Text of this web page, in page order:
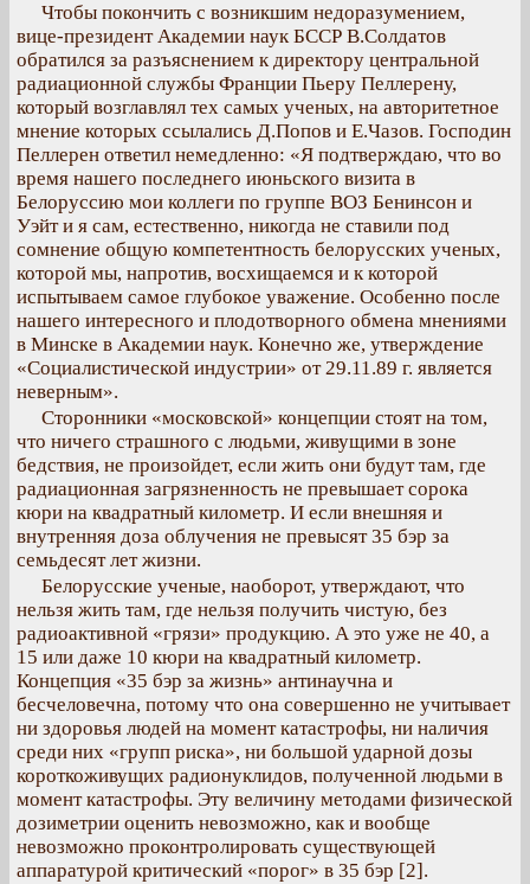
Чтобы покончить с возникшим недоразумением,
вице-президент Академии наук БССР В.Солдатов
обратился за разъяснением к директору центральной
радиационной службы Франции Пьеру Пеллерену,
который возглавлял тех самых ученых, на авторитетное
мнение которых ссылались Д.Попов и Е.Чазов. Господин
Пеллерен ответил немедленно: «Я подтверждаю, что во
время нашего последнего июньского визита в
Белоруссию мои коллеги по группе ВОЗ Бенинсон и
Уэйт и я сам, естественно, никогда не ставили под
сомнение общую компетентность белорусских ученых,
которой мы, напротив, восхищаемся и к которой
испытываем самое глубокое уважение. Особенно после
нашего интересного и плодотворного обмена мнениями
в Минске в Академии наук. Конечно же, утверждение
«Социалистической индустрии» от 29.11.89 г. является
неверным».
Сторонники «московской» концепции стоят на том,
что ничего страшного с людьми, живущими в зоне
бедствия, не произойдет, если жить они будут там, где
радиационная загрязненность не превышает сорока
кюри на квадратный километр. И если внешняя и
внутренняя доза облучения не превысят 35 бэр за
семьдесят лет жизни.
Белорусские ученые, наоборот, утверждают, что
нельзя жить там, где нельзя получить чистую, без
радиоактивной «грязи» продукцию. А это уже не 40, а
15 или даже 10 кюри на квадратный километр.
Концепция «35 бэр за жизнь» антинаучна и
бесчеловечна, потому что она совершенно не учитывает
ни здоровья людей на момент катастрофы, ни наличия
среди них «групп риска», ни большой ударной дозы
короткоживущих радионуклидов, полученной людьми в
момент катастрофы. Эту величину методами физической
дозиметрии оценить невозможно, как и вообще
невозможно проконтролировать существующей
аппаратурой критический «порог» в 35 бэр [2].